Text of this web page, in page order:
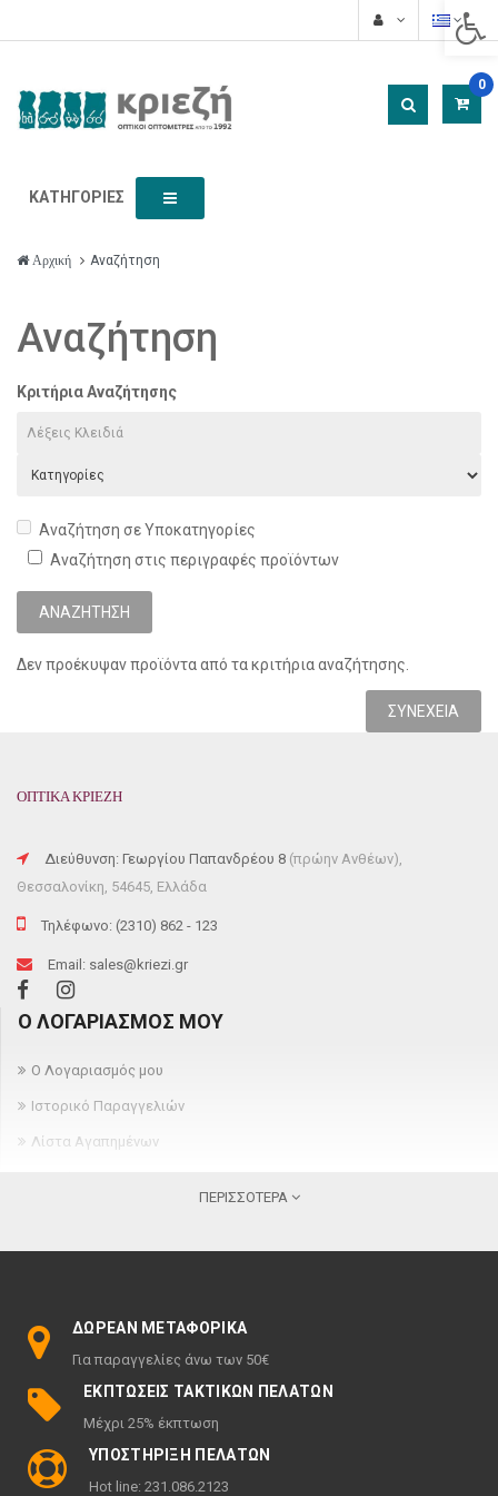
0
ΚΑΤΗΓΟΡΊΕΣ
Αρχική Αναζήτηση
Αναζήτηση
Κριτήρια Αναζήτησης
Αναζήτηση σε Υποκατηγορίες
Αναζήτηση στις περιγραφές προϊόντων
Δεν προέκυψαν προϊόντα από τα κριτήρια αναζήτησης.
ΣΥΝΈΧΕΙΑ
ΟΠΤΙΚΑ ΚΡΙΕΖΗ
Διεύθυνση: Γεωργίου Παπανδρέου 8 (πρώην Ανθέων),
Θεσσαλονίκη, 54645, Ελλάδα
Τηλέφωνο: (2310) 862 - 123
Email: sales@kriezi.gr
Ο ΛΟΓΑΡΙΑΣΜΌΣ ΜΟΥ
Ο Λογαριασμός μου
Ιστορικό Παραγγελιών
Λίστα Αγαπημένων
Πολιτική ακύρωσης & επιστροφών
Πολιτική Απορρήτου
ΠΕΡΙΣΣΌΤΕΡΑ
ΠΕΡΙΣΣΌΤΕΡΑ
ΔΩΡΕΆΝ ΜΕΤΑΦΟΡΙΚΆ
Για παραγγελίες άνω των 50€
ΕΚΠΤΏΣΕΙΣ ΤΑΚΤΙΚΏΝ ΠΕΛΑΤΏΝ
Μέχρι 25% έκπτωση
ΥΠΟΣΤΉΡΙΞΗ ΠΕΛΑΤΏΝ
Hot line: 231.086.2123